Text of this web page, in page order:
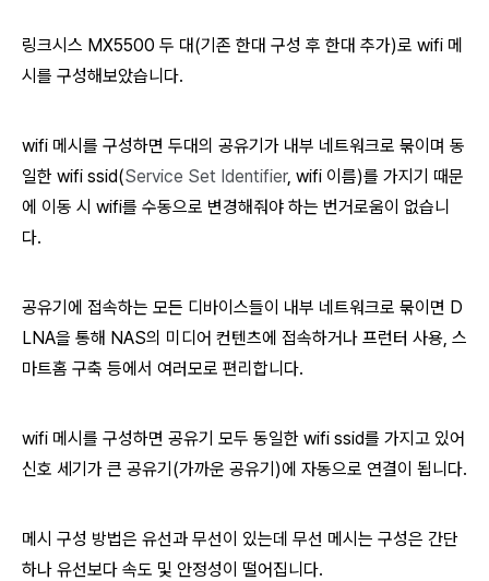
링크시스 MX5500 두 대(기존 한대 구성 후 한대 추가)로 wifi 메
시를 구성해보았습니다.
wifi 메시를 구성하면 두대의 공유기가 내부 네트워크로 묶이며 동
일한 wifi ssid(Service Set Identifier, wifi 이름)를 가지기 때문
에 이동 시 wifi를 수동으로 변경해줘야 하는 번거로움이 없습니
다.
공유기에 접속하는 모든 디바이스들이 내부 네트워크로 묶이면 D
LNA을 통해 NAS의 미디어 컨텐츠에 접속하거나 프런터 사용, 스
마트홈 구축 등에서 여러모로 편리합니다.
wifi 메시를 구성하면 공유기 모두 동일한 wifi ssid를 가지고 있어
신호 세기가 큰 공유기(가까운 공유기)에 자동으로 연결이 됩니다.
메시 구성 방법은 유선과 무선이 있는데 무선 메시는 구성은 간단
하나 유선보다 속도 및 안정성이 떨어집니다.